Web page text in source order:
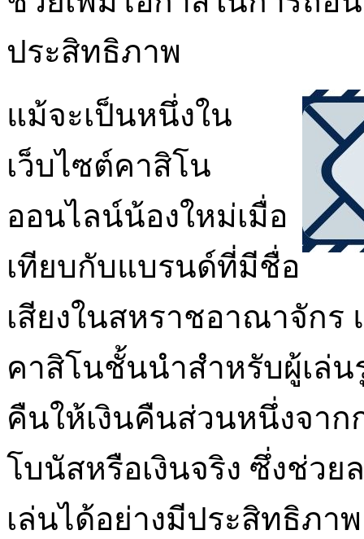
ประสิทธิภาพ
แม้จะเป็นหนึ่งใน
เว็บไซต์คาสิโน
ออนไลน์น้องใหม่เมื่อ
เทียบกับแบรนด์ที่มีชื่อ
เสียงในสหราชอาณาจักร
คาสิโนชั้นนำสำหรับผู้เล่น
คืนให้เงินคืนส่วนหนึ่งจา
โบนัสหรือเงินจริง ซึ่งช่วย
เล่นได้อย่างมีประสิทธิภา